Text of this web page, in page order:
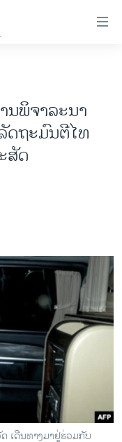
ນພິຈາລະນາ
ດຖະມົນຕີໄທ
ສັດ
ເດີນທາງມາຢູ່ຮ່ວມກັບ